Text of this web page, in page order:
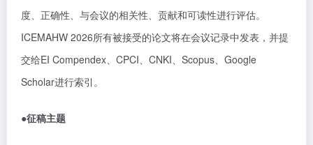
度、正确性、与会议的相关性、贡献和可读性进行评估。
ICEMAHW 2026所有被接受的论文将在会议记录中发表，并提
交给EI Compendex、 CPCI、 CNKI、 Scopus、 Google
Scholar进行索引。
●征稿主题